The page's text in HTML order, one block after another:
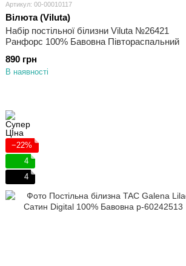
Артикул: 00-00010117
Вілюта (Viluta)
Набір постільної білизни Viluta №26421
Ранфорс 100% Бавовна Півтораспальний
890 грн
В наявності
−22%
4
4